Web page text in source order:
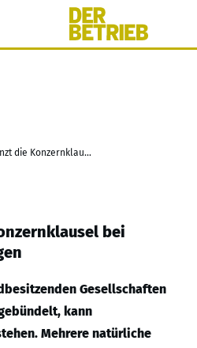
BFH begrenzt die Konzernklausel bei Familienbeteiligungen
bei
Gesellschaften
kann
Mehrere natürliche